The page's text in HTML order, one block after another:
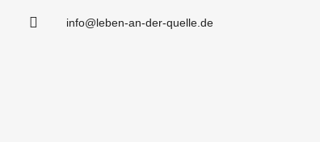
info@leben-an-der-quelle.de